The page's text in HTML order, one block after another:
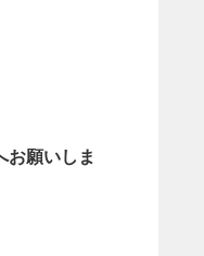
お願いしま